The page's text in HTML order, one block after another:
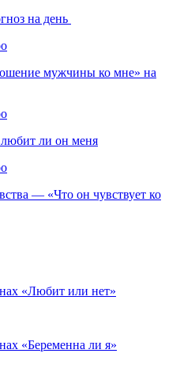
на день
мужчины ко мне» на
ли он меня
— «Что он чувствует ко
«Любит или нет»
«Беременна ли я»